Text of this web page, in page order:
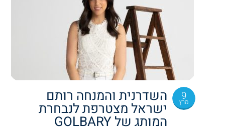
9
מרץ השדרנית והמנחה רותם
ישראל מצטרפת לנבחרת
המותג של GOLBARY